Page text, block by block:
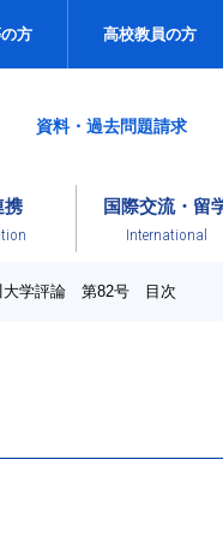
方 高校教員の方
資料・過去問題請求
携 国際交流・留
International
大学評論 第82号 目次